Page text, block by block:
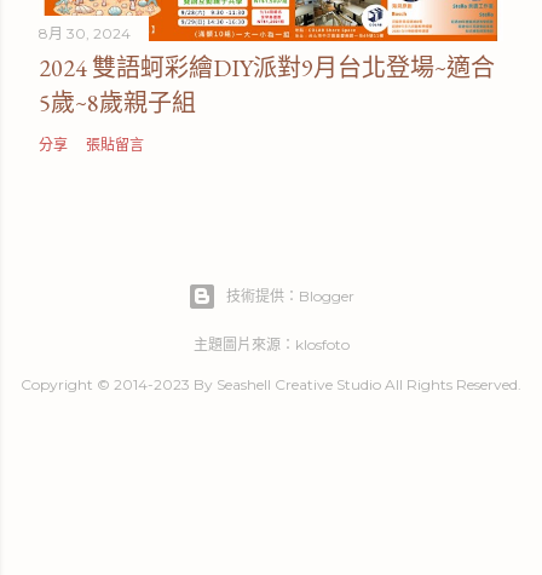
8月 30, 2024
2024 雙語蚵彩繪DIY派對9月台北登場~適合
5歲~8歲親子組
分享 張貼留言
技術提供：Blogger
主題圖片來源： klosfoto
Copyright © 2014-2023 By Seashell Creative Studio All Rights Reserved.